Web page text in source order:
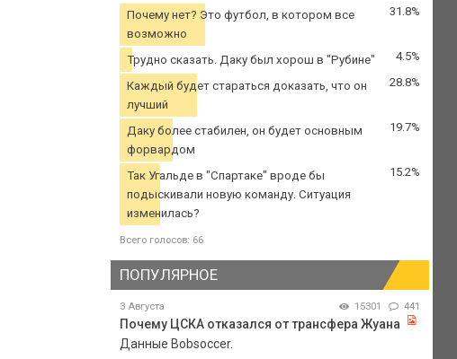
Почему нет? Это футбол, в котором все
возможно
31.8%
Трудно сказать. Даку был хорош в "Рубине" 4.5%
Каждый будет стараться доказать, что он
лучший
28.8%
Даку более стабилен, он будет основным
форвардом
19.7%
Так Угальде в "Спартаке" вроде бы
подыскивали новую команду. Ситуация
изменилась?
15.2%
Всего голосов: 66
ПОПУЛЯРНОЕ
3 Августа 15301 441
Почему ЦСКА отказался от трансфера Жуана
Данные Bobsoccer.